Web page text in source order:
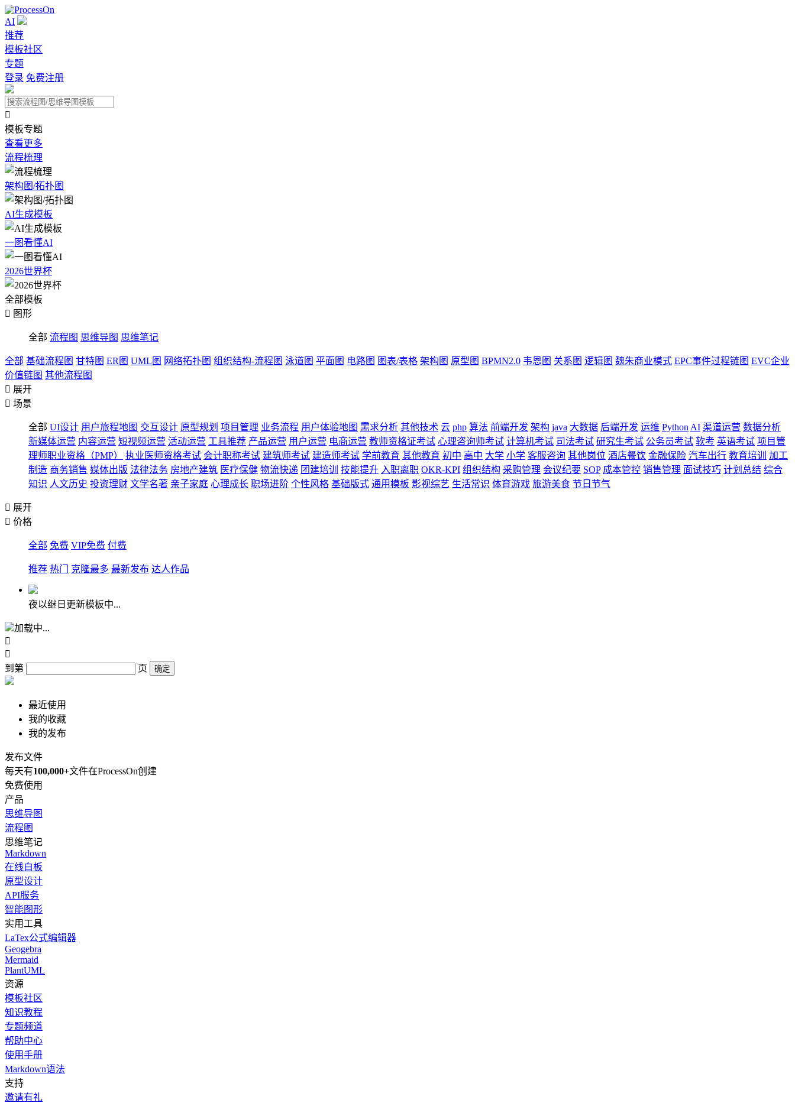
AI
推荐
模板社区
专题
登录 免费注册

模板专题
查看更多
流程梳理
架构图/拓扑图
AI生成模板
一图看懂AI
2026世界杯
全部模板
 图形
全部 流程图 思维导图 思维笔记
全部 基础流程图 甘特图 ER图 UML图 网络拓扑图 组织结构-流程图 泳道图 平面图 电路图 图表/表格 架构图 原型图 BPMN2.0 韦恩图 关系图 逻辑图 魏朱商业模式 EPC事件过程链图 EVC企业
价值链图 其他流程图
 展开
 场景
全部 UI设计 用户旅程地图 交互设计 原型规划 项目管理 业务流程 用户体验地图 需求分析 其他技术 云 php 算法 前端开发 架构 java 大数据 后端开发 运维 Python AI 渠道运营 数据分析
新媒体运营 内容运营 短视频运营 活动运营 工具推荐 产品运营 用户运营 电商运营 教师资格证考试 心理咨询师考试 计算机考试 司法考试 研究生考试 公务员考试 软考 英语考试 项目管
理师职业资格（PMP）
执业医师资格考试 会计职称考试 建筑师考试 建造师考试 学前教育 其他教育 初中 高中 大学 小学 客服咨询 其他岗位 酒店餐饮 金融保险 汽车出行 教育培训
加工
制造 商务销售 媒体出版 法律法务 房地产建筑 医疗保健 物流快递 团建培训 技能提升 入职离职 OKR-KPI 组织结构 采购管理 会议纪要 SOP 成本管控 销售管理 面试技巧 计划总结 综合
知识 人文历史 投资理财 文学名著 亲子家庭 心理成长 职场进阶 个性风格 基础版式 通用模板 影视综艺 生活常识 体育游戏 旅游美食 节日节气
 展开
 价格
全部 免费 VIP免费 付费
推荐 热门 克隆最多 最新发布 达人作品
夜以继日更新模板中...
加载中...


到第
页 确定
最近使用
我的收藏
我的发布
发布文件
每天有100,000+文件在ProcessOn创建
免费使用
产品
思维导图
流程图
思维笔记
Markdown
在线白板
原型设计
API服务
智能图形
实用工具
LaTex公式编辑器
Geogebra
Mermaid
PlantUML
资源
模板社区
知识教程
专题频道
帮助中心
使用手册
Markdown语法
支持
邀请有礼